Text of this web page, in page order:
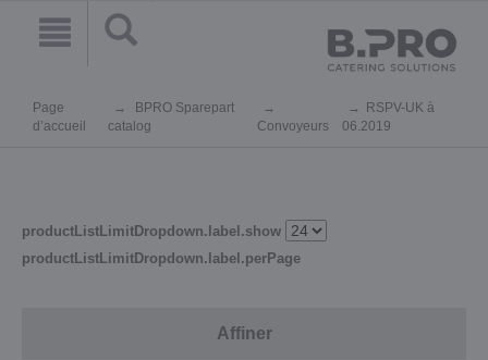
Page
d’accueil
BPRO Sparepart
catalog
Convoyeurs
RSPV-UK à
06.2019
productListLimitDropdown.label.show
productListLimitDropdown.label.perPage
Affiner